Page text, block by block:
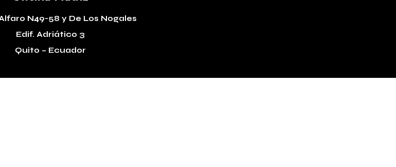
N49-58 y De Los Nogales
Edif. Adriático 3
Quito – Ecuador